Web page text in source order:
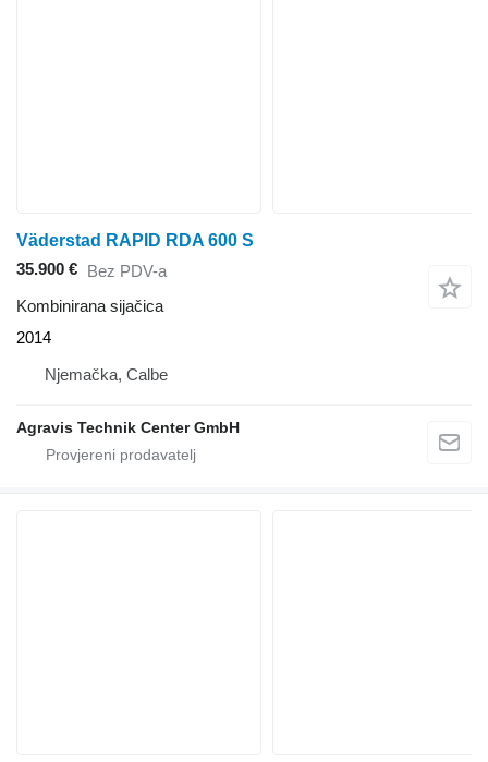
Väderstad RAPID RDA 600 S
35.900 € Bez PDV-a
Kombinirana sijačica
2014
Njemačka, Calbe
Agravis Technik Center GmbH